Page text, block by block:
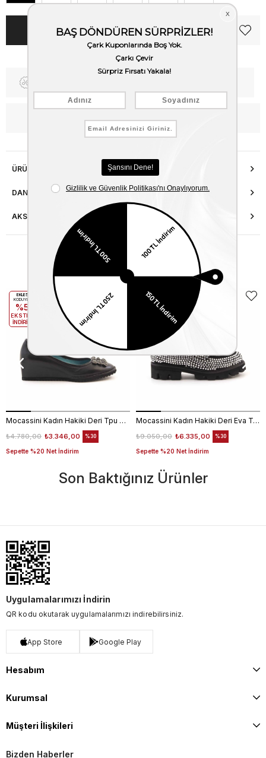
WhatsApp’tan Bilgi Al
ÜRÜN ÖZELLIKLERI
DANIŞMA HATTI
AKSESUAR ONARIMI
Benzer Ürünler
Mocassini Kadın Hakiki Deri Tpu Taban Siyah Günlük Ayakkabı
₺3.346,00
₺4.780,00
Sepette %20 Net İndirim
%30
EKLE5
KODUYLA
%5
EKSTRA
İNDİRİM
Mocassini Kadın Hakiki Deri Eva Taban Beyaz Günlük Ayakkabı
₺6.335,00
₺9.050,00
Sepette %20 Net İndirim
%30
EKLE5
KODUYLA
%5
Son Baktığınız Ürünler
Uygulamalarımızı İndirin
QR kodu okutarak uygulamalarımızı indirebilirsiniz.
App Store Google Play
Hesabım
Kurumsal
Müşteri İlişkileri
Bizden Haberler